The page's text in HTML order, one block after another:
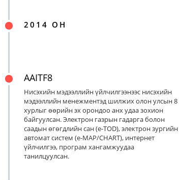
2014 ОН
AAITF8
Нисэхийн мэдээллийн үйлчилгээнээс нисэхийн
мэдээллийн менежментэд шилжих олон улсын 8
хурлыг өөрийн эх орондоо анх удаа зохион
байгуулсан. Электрон газрын гадарга болон
саадын өгөгдлийн сан (e-TOD), электрон зургийн
автомат систем (e-MAP/CHART), интернет
үйлчилгээ, програм хангамжуудаа
танилцуулсан.